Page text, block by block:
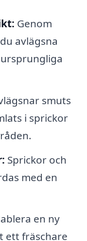
Genom
avlägsna
smuts
i sprickor
Sprickor och
med en
en ny
ett fräschare